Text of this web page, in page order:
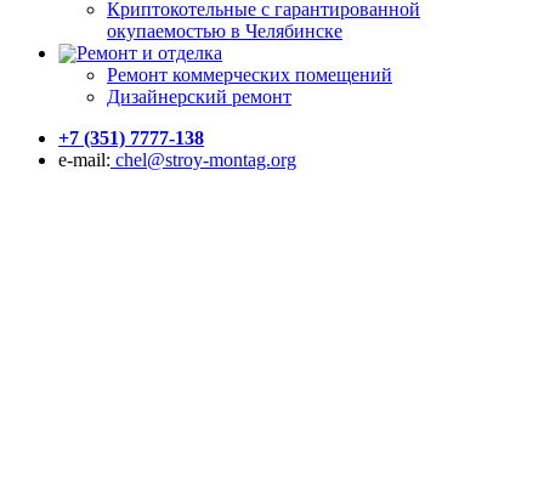
Криптокотельные с гарантированной
окупаемостью в Челябинске
Ремонт и отделка
Ремонт коммерческих помещений
Дизайнерский ремонт
+7 (351) 7777-138
e-mail: chel@stroy-montag.org